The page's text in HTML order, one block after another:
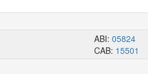
ABI: 05824
CAB: 15501